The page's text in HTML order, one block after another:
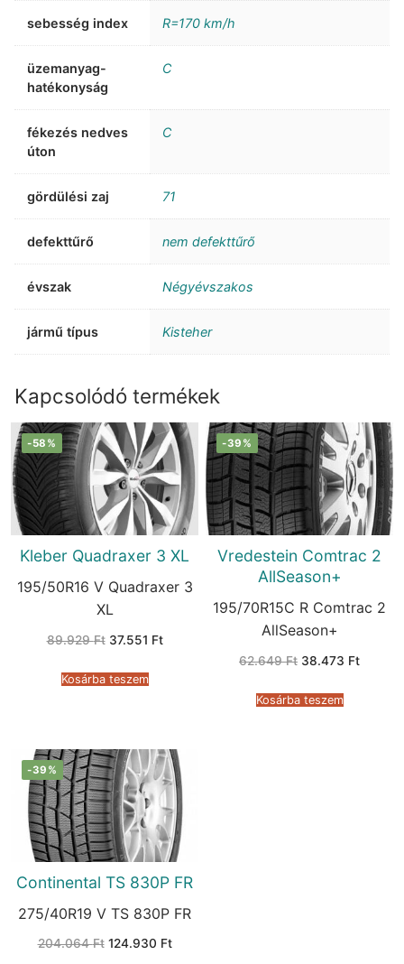
sebesség index R=170 km/h
üzemanyag-
hatékonyság
C
fékezés nedves
úton
C
gördülési zaj 71
defekttűrő nem defekttűrő
évszak Négyévszakos
jármű típus Kisteher
Kapcsolódó termékek
-58%
Kleber Quadraxer 3 XL
195/50R16 V Quadraxer 3
XL
89.929Ft Original
89.929 Ft.
37.551 FtCurrent
Kosárba teszem
-39%
Vredestein Comtrac 2
AllSeason+
195/70R15C R Comtrac 2
AllSeason+
62.649Ft Original
62.649 Ft.
38.473 FtCurrent
Kosárba teszem
-39%
Continental TS 830P FR
275/40R19 V TS 830P FR
204.064Ft Original
124.930 FtCurrent